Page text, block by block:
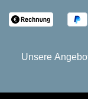
Unsere